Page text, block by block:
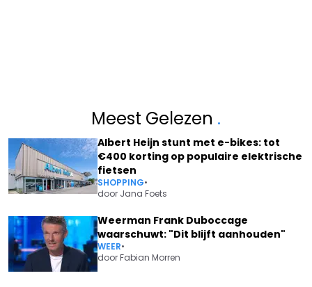
Meest Gelezen .
Albert Heijn stunt met e-bikes: tot
€400 korting op populaire elektrische
fietsen
SHOPPING•
door Jana Foets
Weerman Frank Duboccage
waarschuwt: "Dit blijft aanhouden"
WEER•
doorFabian Morren